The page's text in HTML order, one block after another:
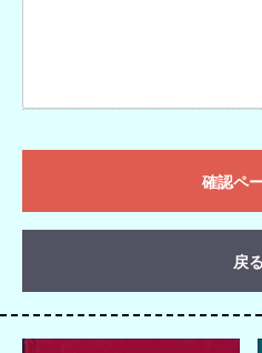
確認ペ
戻る